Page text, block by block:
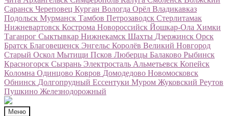
Саранск Череповец Курган Вологда Орёл Владикавказ
Подольск Мурманск Тамбов Петрозаводск Стерлитамак
Нижневартовск Кострома Новороссийск Йошкар-Ола Химки
Таганрог Сыктывкар Нижнекамск Шахты Дзержинск Орск
Братск Благовещенск Энгельс Королёв Великий Новгород
Старый Оскол Мытищи Псков Люберцы Балаково Рыбинск
Красногорск Сызрань Электросталь Альметьевск Копейск
Коломна Одинцово Ковров Домодедово Новомосковск
Обнинск Долгопрудный Ессентуки Муром Жуковский Реутов
Пушкино Железнодорожный
Меню